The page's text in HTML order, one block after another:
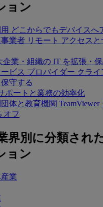
ョン
どこからでもデバイスへ
業者 リモート アクセス
企業・組織の IT を拡張・
ビス プロバイダー クラ
守する
ポートと業務の効率化
体と教育機関
オフ
界別に分類され
ョン
業